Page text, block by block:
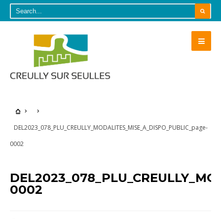
DEL2023_078_PLU_CREULLY_MODALITES_MISE_A_DISPO_PUBLIC_page-
0002
0002